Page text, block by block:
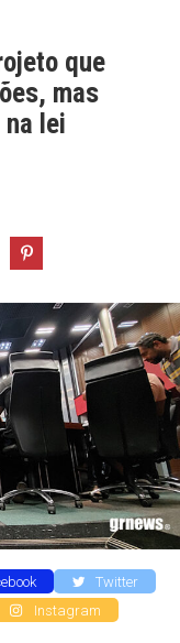
que
mas
lei
Twitter
Instagram